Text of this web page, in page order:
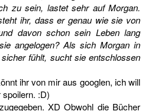
zu sein, lastet sehr auf Morgan.
ihr, dass er genau wie sie von
davon schon sein Leben lang
angelogen? Als sich Morgan in
fühlt, sucht sie entschlossen
ihr von mir aus googlen, ich will
:D)
XD Obwohl die Bücher